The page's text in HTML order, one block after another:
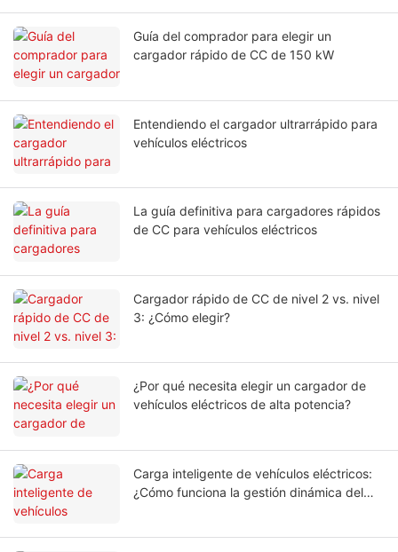
Guía del comprador para elegir un
cargador rápido de CC de 150 kW
Entendiendo el cargador ultrarrápido para
vehículos eléctricos
La guía definitiva para cargadores rápidos
de CC para vehículos eléctricos
Cargador rápido de CC de nivel 2 vs. nivel
3: ¿Cómo elegir?
¿Por qué necesita elegir un cargador de
vehículos eléctricos de alta potencia?
Carga inteligente de vehículos eléctricos:
¿Cómo funciona la gestión dinámica del